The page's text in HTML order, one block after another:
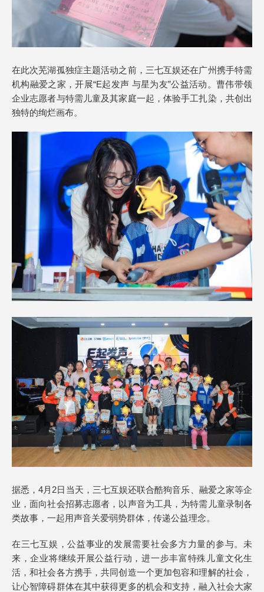
在此次芜湖孤独症主题活动之前，三七互娱还在广州携手特需
机构融爱之家，开展“E起发声 与星为友”公益活动。曹伟带领
企业志愿者与特需儿童及其家庭一起，体验手工扎染，共创出
独特的绚烂画布。
据悉，4月2日当天，三七互娱还联合酷狗音乐、融爱之家等企
业，面向社会招募志愿者，以声音为工具，为特需儿童录制各
类故事，一起用声音关爱弱势群体，传递公益理念。
在三七互娱，公益事业的发展需要社会多方力量的参与。未
来，企业将继续开展公益行动，进一步丰富特殊儿童文化生
活，和社会各方携手，共同创造一个更加包容和理解的社会，
让心智障碍群体在其中获得更多的机会和支持，融入社会大家